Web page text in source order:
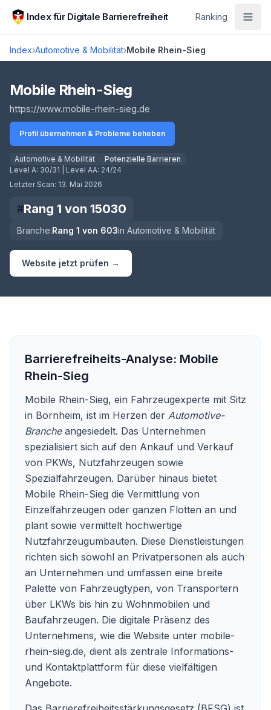
Zum Hauptinhalt springen
Index für Digitale Barrierefreiheit Ranking
Index›Automotive & Mobilität›Mobile Rhein-Sieg
Score lädt
Mobile Rhein-Sieg
https://www.mobile-rhein-sieg.de
Profil übernehmen & Probleme beheben
Automotive & Mobilität
Potenzielle Barrieren
Level A: 30/31 | Level AA: 24/24
Letzter Scan: 13. Mai 2026
#Rang 1 von 15030
Branche:Rang 1 von 603in Automotive & Mobilität
Website jetzt prüfen →
Barrierefreiheits-Analyse: Mobile
Rhein-Sieg
Mobile Rhein-Sieg, ein Fahrzeugexperte mit Sitz
in Bornheim, ist im Herzen der Automotive-
Brancheangesiedelt. Das Unternehmen
spezialisiert sich auf den Ankauf und Verkauf
von PKWs, Nutzfahrzeugen sowie
Spezialfahrzeugen. Darüber hinaus bietet
Mobile Rhein-Sieg die Vermittlung von
Einzelfahrzeugen oder ganzen Flotten an und
plant sowie vermittelt hochwertige
Nutzfahrzeugumbauten. Diese Dienstleistungen
richten sich sowohl an Privatpersonen als auch
an Unternehmen und umfassen eine breite
Palette von Fahrzeugtypen, von Transportern
über LKWs bis hin zu Wohnmobilen und
Baufahrzeugen. Die digitale Präsenz des
Unternehmens, wie die Website unter mobile-
rhein-sieg.de, dient als zentrale Informations-
und Kontaktplattform für diese vielfältigen
Angebote.